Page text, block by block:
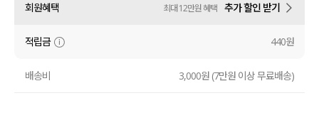
셔츠
원피스
니트
회원혜택 최대 12만원 혜택 추가 할인 받기
적립금 440원
배송비 3,000원 (7만원 이상 무료배송)